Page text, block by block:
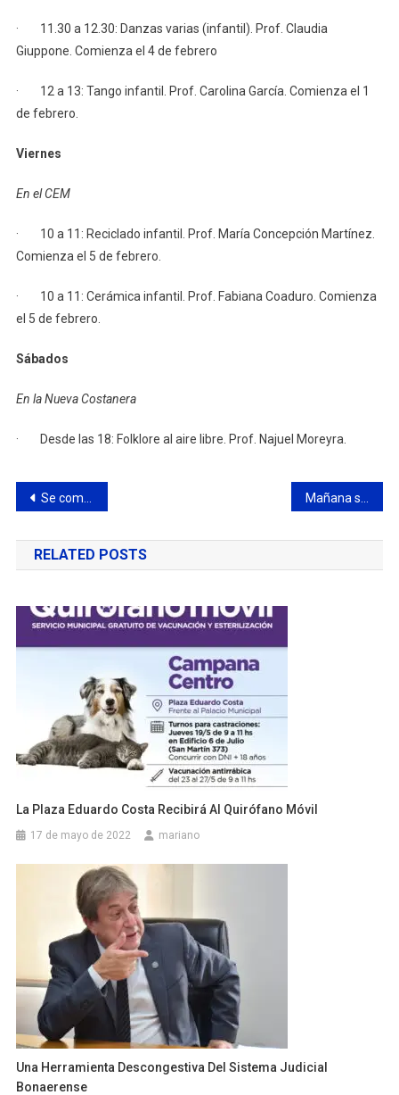
· 11.30 a 12.30: Danzas varias (infantil). Prof. Claudia
Giuppone. Comienza el 4 de febrero
· 12 a 13: Tango infantil. Prof. Carolina García. Comienza el 1
de febrero.
Viernes
En el CEM
· 10 a 11: Reciclado infantil. Prof. María Concepción Martínez.
Comienza el 5 de febrero.
· 10 a 11: Cerámica infantil. Prof. Fabiana Coaduro. Comienza
el 5 de febrero.
Sábados
En la Nueva Costanera
· Desde las 18: Folklore al aire libre. Prof. Najuel Moreyra.
Navegación
de
entradas
Se comenzó a colocar hormigón en el barrio Héroes de Malvinas
RELATED POSTS
La Plaza Eduardo Costa Recibirá Al Quirófano Móvil
17 de mayo de 2022 mariano
Una Herramienta Descongestiva Del Sistema Judicial
Bonaerense